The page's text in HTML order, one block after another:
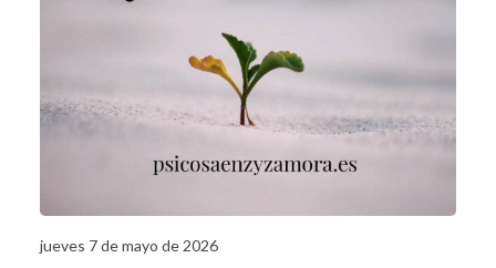
jueves 7 de mayo de 2026